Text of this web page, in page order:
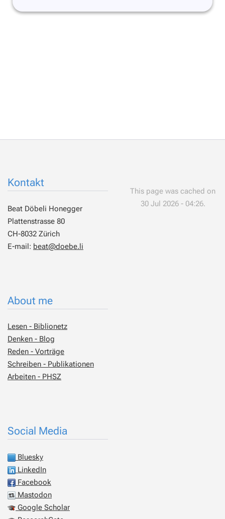
Kontakt
Beat Döbeli Honegger
Plattenstrasse 80
CH-8032 Zürich
E-mail: beat@doebe.li
About me
Lesen - Biblionetz
Denken - Blog
Reden - Vorträge
Schreiben - Publikationen
Arbeiten - PHSZ
Social Media
Bluesky
LinkedIn
Facebook
Mastodon
Google Scholar
This page was cached on
30 Jul 2026 - 04:26.